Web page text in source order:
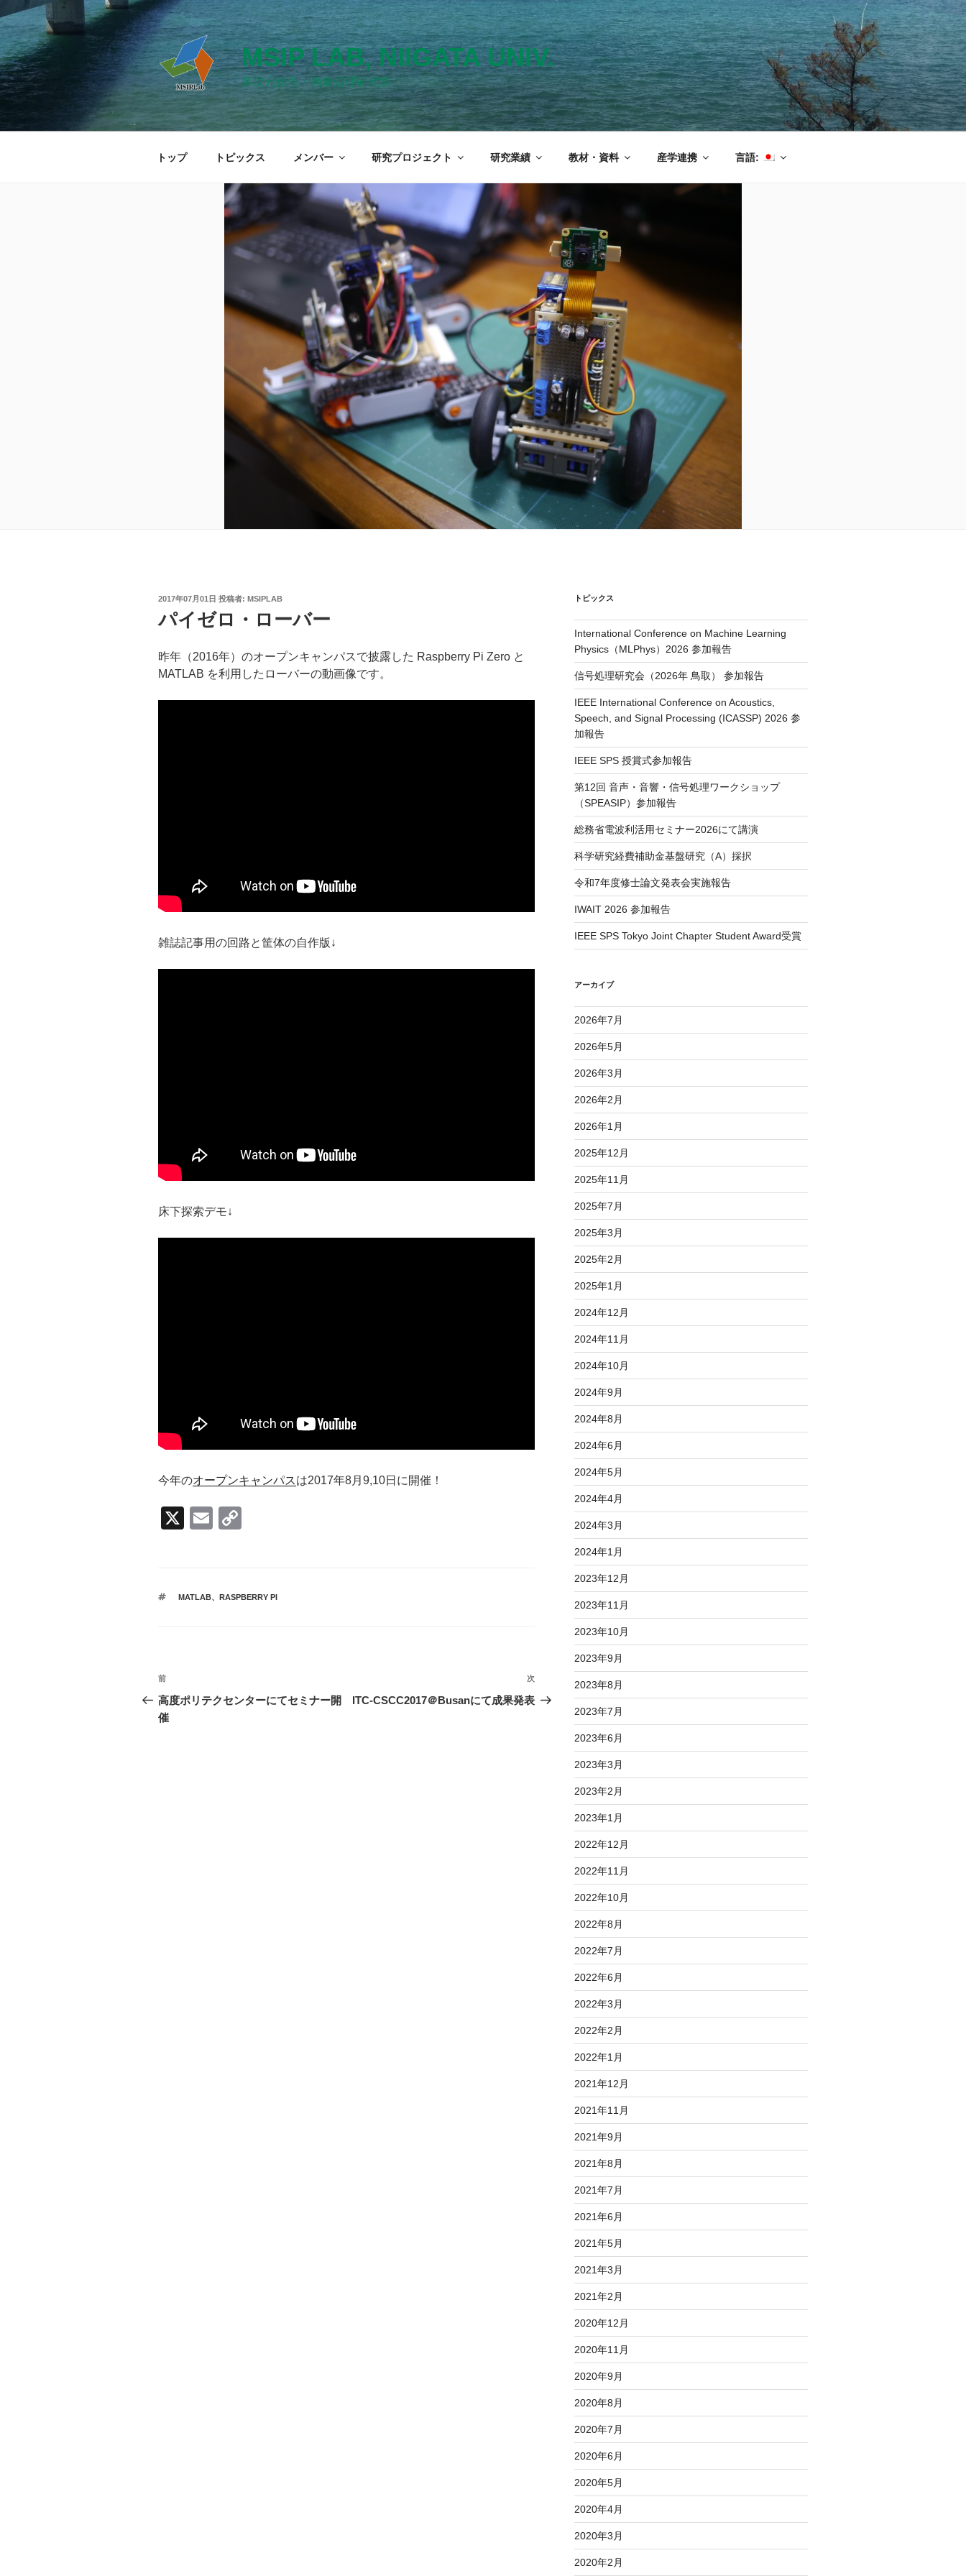
ン
テ
ン
ツ
へ
キ
MSIP LAB, NIIGATA UNIV.
多次元信号・画像処理研究室
トップ トピックス メンバー 研究プロジェクト 研究業績 教材・資料 産学連携 言語:
投
日:
2017年07月01日 投稿者: MSIPLAB
パイゼロ・ローバー
昨年（2016年）のオープンキャンパスで披露した Raspberry Pi Zero と
MATLAB を利用したローバーの動画像です。
雑誌記事用の回路と筐体の自作版↓
床下探索デモ↓
今年のオープンキャンパスは2017年8月9,10日に開催！
X
E
y
タ
MATLAB、 RASPBERRY PI
投
稿
ナ
前
の
投
前
高度ポリテクセンターにてセミナー開
催
の
次
ITC-CSCC2017＠Busanにて成果発表
トピックス
International Conference on Machine Learning
Physics（MLPhys）2026 参加報告
信号処理研究会（2026年 鳥取） 参加報告
IEEE International Conference on Acoustics,
Speech, and Signal Processing (ICASSP) 2026 参
加報告
IEEE SPS 授賞式参加報告
第12回 音声・音響・信号処理ワークショップ
（SPEASIP）参加報告
総務省電波利活用セミナー2026にて講演
科学研究経費補助金基盤研究（A）採択
令和7年度修士論文発表会実施報告
IWAIT 2026 参加報告
IEEE SPS Tokyo Joint Chapter Student Award受賞
アーカイブ
2026年7月
2026年5月
2026年3月
2026年2月
2026年1月
2025年12月
2025年11月
2025年7月
2025年3月
2025年2月
2025年1月
2024年12月
2024年11月
2024年10月
2024年9月
2024年8月
2024年6月
2024年5月
2024年4月
2024年3月
2024年1月
2023年12月
2023年11月
2023年10月
2023年9月
2023年8月
2023年7月
2023年6月
2023年3月
2023年2月
2023年1月
2022年12月
2022年11月
2022年10月
2022年8月
2022年7月
2022年6月
2022年3月
2022年2月
2022年1月
2021年12月
2021年11月
2021年9月
2021年8月
2021年7月
2021年6月
2021年5月
2021年3月
2021年2月
2020年12月
2020年11月
2020年9月
2020年8月
2020年7月
2020年6月
2020年5月
2020年4月
2020年3月
2020年2月